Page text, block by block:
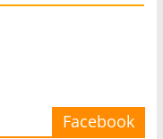
Facebook